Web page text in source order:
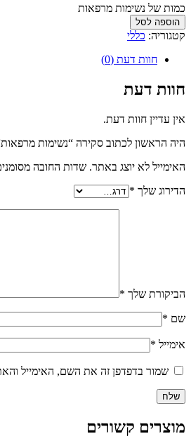
כמות של נשימות מרפאות
הוספה לסל
קטגוריה: כללי
חוות דעת (0)
חוות דעת
אין עדיין חוות דעת.
היה הראשון לכתוב סקירה “נשימות
האימייל לא יוצג באתר. שדות החובה
הדירוג שלך *
הביקורת שלך *
שם *
אימייל *
שמור בדפדפן זה את השם, האימייל
מוצרים קשורים